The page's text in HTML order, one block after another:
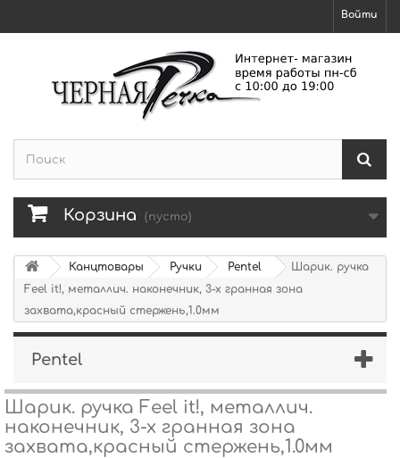
Войти
Корзина (пусто)
Канцтовары Ручки Pentel
Шарик. ручка
Feel it!, металлич. наконечник, 3-х гранная зона
захвата,красный стержень,1.0мм
Pentel
Шарик. ручка Feel it!, металлич.
наконечник, 3-х гранная зона
захвата,красный стержень,1.0мм